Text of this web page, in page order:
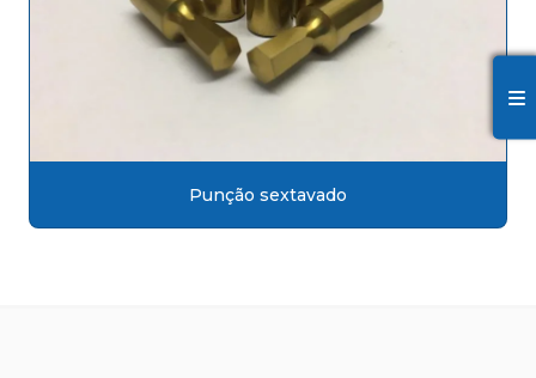
Punção sextavado